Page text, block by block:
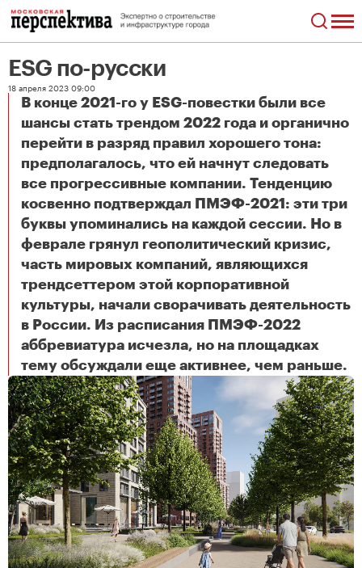
ESG по-русски
18 апреля 2023 09:00
В конце 2021-го у ESG-повестки были все
шансы стать трендом 2022 года и органично
перейти в разряд правил хорошего тона:
предполагалось, что ей начнут следовать
все прогрессивные компании. Тенденцию
косвенно подтверждал ПМЭФ-2021: эти три
буквы упоминались на каждой сессии. Но в
феврале грянул геополитический кризис,
часть мировых компаний, являющихся
трендсеттером этой корпоративной
культуры, начали сворачивать деятельность
в России. Из расписания ПМЭФ-2022
аббревиатура исчезла, но на площадках
тему обсуждали еще активнее, чем раньше.
ESG по-русски